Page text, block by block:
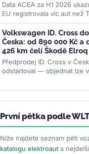
Data ACEA za H1 2026
EU registrovala víc aut než
samotném červnu se ale
rozhodly ceny paliv i...>>
Volkswagen ID. Cross
Česka: od 890 000 Kč a
426 km čelí Škodě Elroq
Předprodej ID. Cross v
odstartoval — objednat lze
km. Levnější Trend za 691
První pětka podle
Níže najdete seznam pěti
katalogu elektroauts